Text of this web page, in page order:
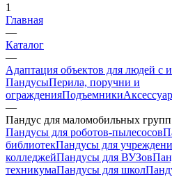
1
Главная
—
Каталог
—
Адаптация объектов для людей с
ПандусыПерила, поручни и
огражденияПодъемники
—
Пандус для маломобильных
Пандусы для роботов-пылесосов
библиотекПандусы для
колледжейПандусы для ВУЗов
техникумаПандусы для школ